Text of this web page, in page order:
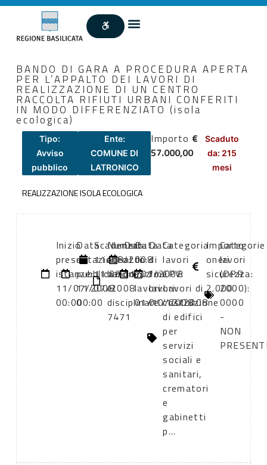
BANDO DI GARA A PROCEDURA APERTA
PER L’APPALTO DEI LAVORI DI
REALIZZAZIONE DI UN CENTRO
RACCOLTA RIFIUTI URBANI CONFERITI
IN MODO DIFFERENZIATO (isola
ecologica)
Tipo:
Avviso
pubblico
Ente:
COMUNE DI
LATRONICO
Importo €
57.000,00
Scaduto
da: 215
mesi
REALIZZAZIONE ISOLA ECOLOGICA
Inizio
presentazione
istanze:
11/07/2008
00:00
Data
di
pubblicazione:
11/07/2008
00:00
Scadenza:
11/08/2008
11:00
Numero
atto:
bando
e
disciplinare
7471
Data
atto:
11/07/2008
Data
di
inizio
lavori:
01/10/2008
Data
di
fine
lavori:
01/12/2008
Categoria
lavori
CPV:
Lavori di
costruzione
di edifici
per
servizi
sociali e
sanitari,
crematori
e
gabinetti
p...
Importo
oneri
sicurezza:
2.000
Categorie
lavori
(DPR
2000):
0000
-
NON